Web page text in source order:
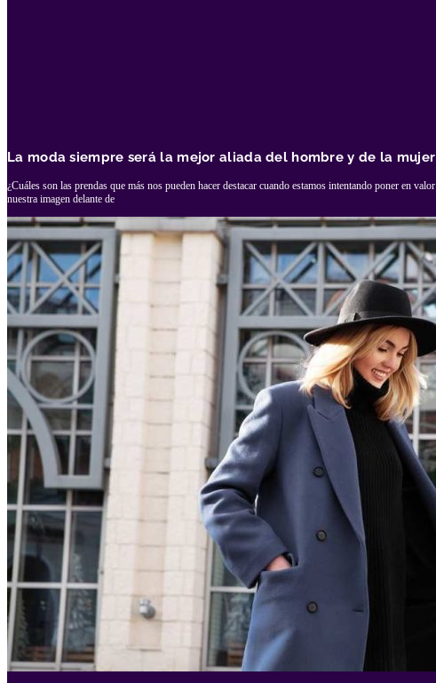
La moda siempre será la mejor aliada del hombre y de la mujer
¿Cuáles son las prendas que más nos pueden hacer destacar cuando estamos intentando poner en valor
nuestra imagen delante de